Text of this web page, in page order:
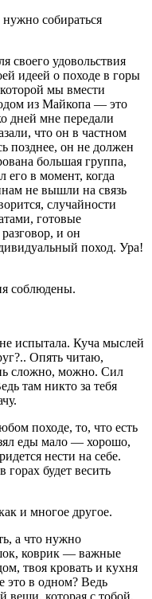
собираться
своего удовольствия
идеей о походе в горы
мы вмести
из Майкопа — это
дней мне передали
что он в частном
позднее, он не должен
большая группа,
его в момент, когда
не вышли на связь
случайности
готовые
и он
поход. Ура!
соблюдены.
испытала. Куча мыслей
Опять читаю,
сложно, можно. Сил
там никто за тебя
походе, то, что есть
еды мало — хорошо,
нести на себе.
будет весить
и многое другое.
а что нужно
коврик — важные
твоя кровать и кухня
это в одном? Ведь
вещи, которая с тобой,